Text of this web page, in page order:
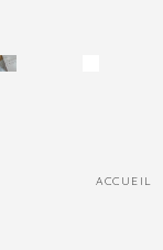
ACCUEIL